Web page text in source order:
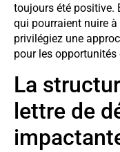
toujours été positive.
qui pourraient nuire
privilégiez une
pour les
La
lettre de